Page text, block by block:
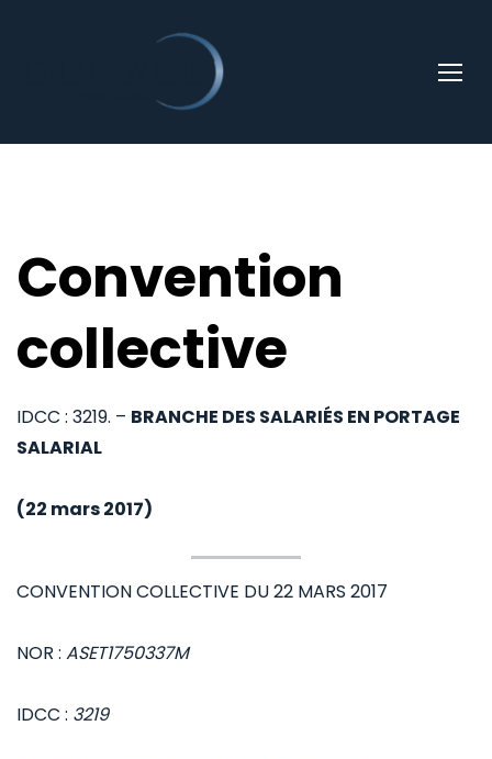
Convention
collective
IDCC : 3219. – BRANCHE DES SALARIÉS EN PORTAGE
SALARIAL
(22 mars 2017)
CONVENTION COLLECTIVE DU 22 MARS 2017
NOR : ASET1750337M
IDCC : 3219